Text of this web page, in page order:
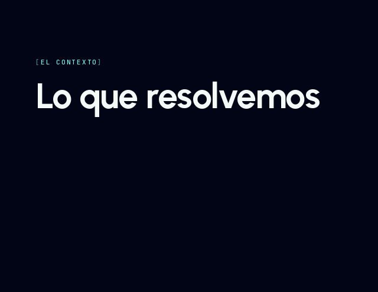
EL CONTEXTO
Lo que resolvemos